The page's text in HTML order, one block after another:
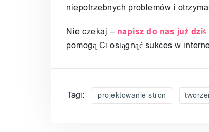
niepotrzebnych problemów i
Nie czekaj – napisz do nas już dziś
pomogą Ci osiągnąć sukces w
Tagi: projektowanie stron